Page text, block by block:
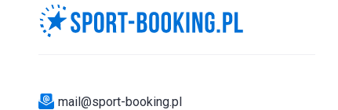
mail@sport-booking.pl